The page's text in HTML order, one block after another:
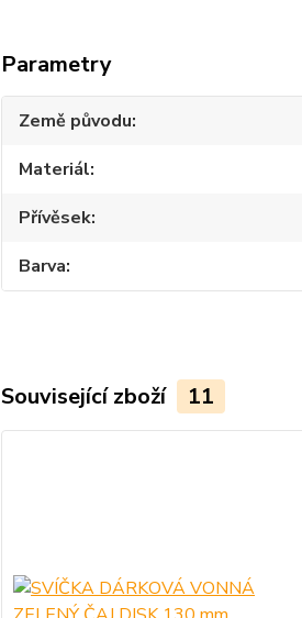
Parametry
Země původu
Materiál
Přívěsek
Barva
Související zboží 11